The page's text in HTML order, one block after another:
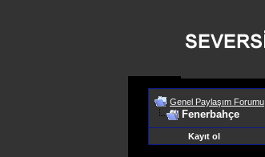
Genel Paylaşım Forumu
Fenerbahçe
Kayıt ol